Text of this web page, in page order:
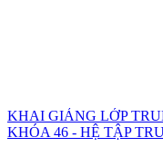
KHAI GIẢNG LỚP
KHÓA 46 - HỆ TẬP